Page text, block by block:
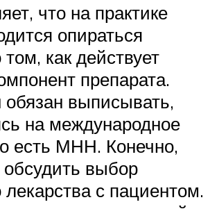
что на практике
опираться
как действует
препарата.
выписывать,
на международное
есть МНН. Конечно,
выбор
лекарства с пациентом.